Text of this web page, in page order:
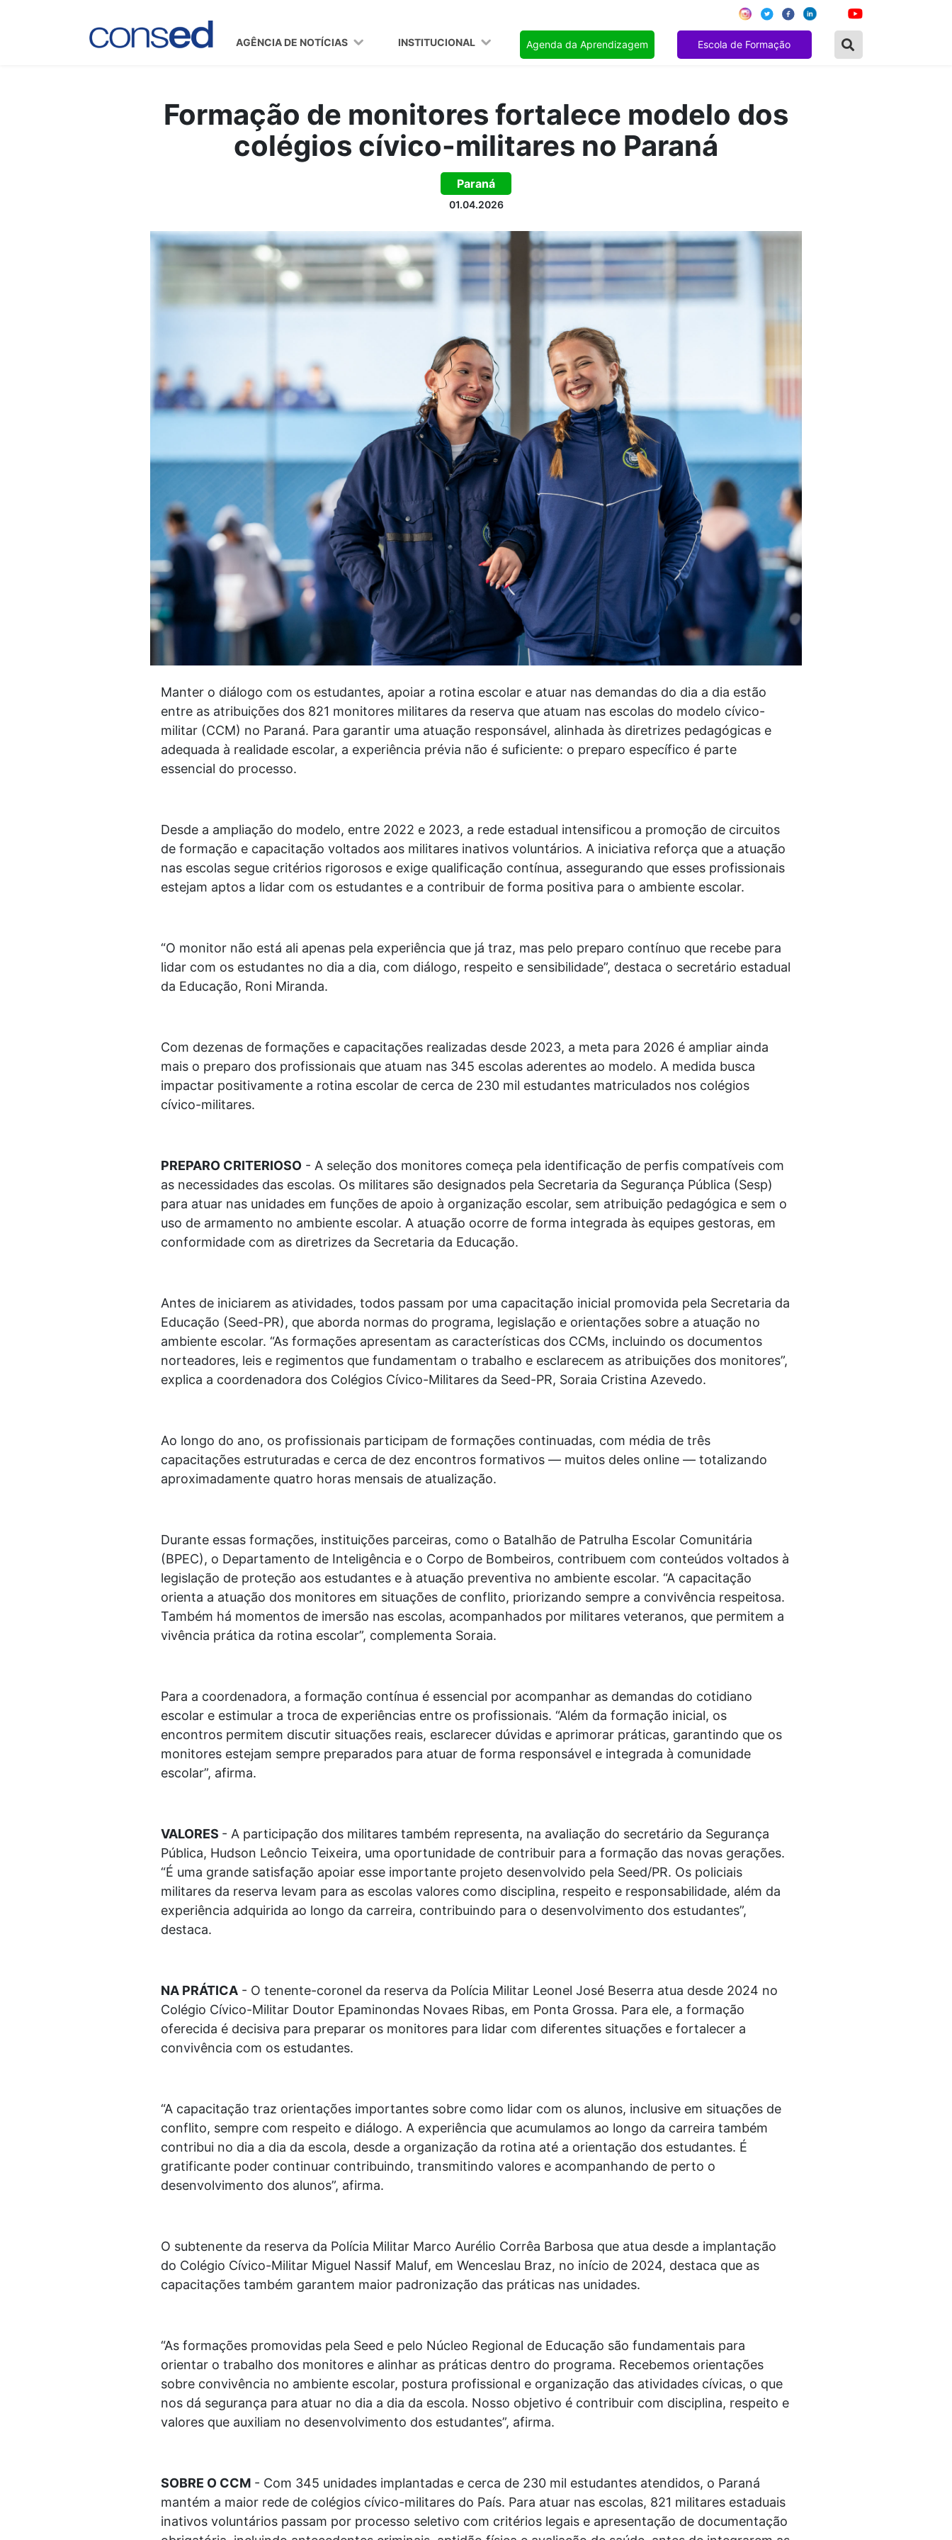
AGÊNCIA DE NOTÍCIAS INSTITUCIONAL Agenda da Aprendizagem Escola de Formação
Formação de monitores fortalece modelo dos
colégios cívico-militares no Paraná
Paraná
01.04.2026
Manter o diálogo com os estudantes, apoiar a rotina escolar e atuar nas demandas do dia a dia estão
entre as atribuições dos 821 monitores militares da reserva que atuam nas escolas do modelo cívico-
militar (CCM) no Paraná. Para garantir uma atuação responsável, alinhada às diretrizes pedagógicas e
adequada à realidade escolar, a experiência prévia não é suficiente: o preparo específico é parte
essencial do processo.
Desde a ampliação do modelo, entre 2022 e 2023, a rede estadual intensificou a promoção de circuitos
de formação e capacitação voltados aos militares inativos voluntários. A iniciativa reforça que a atuação
nas escolas segue critérios rigorosos e exige qualificação contínua, assegurando que esses profissionais
estejam aptos a lidar com os estudantes e a contribuir de forma positiva para o ambiente escolar.
“O monitor não está ali apenas pela experiência que já traz, mas pelo preparo contínuo que recebe para
lidar com os estudantes no dia a dia, com diálogo, respeito e sensibilidade”, destaca o secretário estadual
da Educação, Roni Miranda.
Com dezenas de formações e capacitações realizadas desde 2023, a meta para 2026 é ampliar ainda
mais o preparo dos profissionais que atuam nas 345 escolas aderentes ao modelo. A medida busca
impactar positivamente a rotina escolar de cerca de 230 mil estudantes matriculados nos colégios
cívico-militares.
PREPARO CRITERIOSO - A seleção dos monitores começa pela identificação de perfis compatíveis com
as necessidades das escolas. Os militares são designados pela Secretaria da Segurança Pública (Sesp)
para atuar nas unidades em funções de apoio à organização escolar, sem atribuição pedagógica e sem o
uso de armamento no ambiente escolar. A atuação ocorre de forma integrada às equipes gestoras, em
conformidade com as diretrizes da Secretaria da Educação.
Antes de iniciarem as atividades, todos passam por uma capacitação inicial promovida pela Secretaria da
Educação (Seed-PR), que aborda normas do programa, legislação e orientações sobre a atuação no
ambiente escolar. “As formações apresentam as características dos CCMs, incluindo os documentos
norteadores, leis e regimentos que fundamentam o trabalho e esclarecem as atribuições dos monitores”,
explica a coordenadora dos Colégios Cívico-Militares da Seed-PR, Soraia Cristina Azevedo.
Ao longo do ano, os profissionais participam de formações continuadas, com média de três
capacitações estruturadas e cerca de dez encontros formativos — muitos deles online — totalizando
aproximadamente quatro horas mensais de atualização.
Durante essas formações, instituições parceiras, como o Batalhão de Patrulha Escolar Comunitária
(BPEC), o Departamento de Inteligência e o Corpo de Bombeiros, contribuem com conteúdos voltados à
legislação de proteção aos estudantes e à atuação preventiva no ambiente escolar. “A capacitação
orienta a atuação dos monitores em situações de conflito, priorizando sempre a convivência respeitosa.
Também há momentos de imersão nas escolas, acompanhados por militares veteranos, que permitem a
vivência prática da rotina escolar”, complementa Soraia.
Para a coordenadora, a formação contínua é essencial por acompanhar as demandas do cotidiano
escolar e estimular a troca de experiências entre os profissionais. “Além da formação inicial, os
encontros permitem discutir situações reais, esclarecer dúvidas e aprimorar práticas, garantindo que os
monitores estejam sempre preparados para atuar de forma responsável e integrada à comunidade
escolar”, afirma.
VALORES - A participação dos militares também representa, na avaliação do secretário da Segurança
Pública, Hudson Leôncio Teixeira, uma oportunidade de contribuir para a formação das novas gerações.
“É uma grande satisfação apoiar esse importante projeto desenvolvido pela Seed/PR. Os policiais
militares da reserva levam para as escolas valores como disciplina, respeito e responsabilidade, além da
experiência adquirida ao longo da carreira, contribuindo para o desenvolvimento dos estudantes”,
destaca.
NA PRÁTICA - O tenente-coronel da reserva da Polícia Militar Leonel José Beserra atua desde 2024 no
Colégio Cívico-Militar Doutor Epaminondas Novaes Ribas, em Ponta Grossa. Para ele, a formação
oferecida é decisiva para preparar os monitores para lidar com diferentes situações e fortalecer a
convivência com os estudantes.
“A capacitação traz orientações importantes sobre como lidar com os alunos, inclusive em situações de
conflito, sempre com respeito e diálogo. A experiência que acumulamos ao longo da carreira também
contribui no dia a dia da escola, desde a organização da rotina até a orientação dos estudantes. É
gratificante poder continuar contribuindo, transmitindo valores e acompanhando de perto o
desenvolvimento dos alunos”, afirma.
O subtenente da reserva da Polícia Militar Marco Aurélio Corrêa Barbosa que atua desde a implantação
do Colégio Cívico-Militar Miguel Nassif Maluf, em Wenceslau Braz, no início de 2024, destaca que as
capacitações também garantem maior padronização das práticas nas unidades.
“As formações promovidas pela Seed e pelo Núcleo Regional de Educação são fundamentais para
orientar o trabalho dos monitores e alinhar as práticas dentro do programa. Recebemos orientações
sobre convivência no ambiente escolar, postura profissional e organização das atividades cívicas, o que
nos dá segurança para atuar no dia a dia da escola. Nosso objetivo é contribuir com disciplina, respeito e
valores que auxiliam no desenvolvimento dos estudantes”, afirma.
SOBRE O CCM - Com 345 unidades implantadas e cerca de 230 mil estudantes atendidos, o Paraná
mantém a maior rede de colégios cívico-militares do País. Para atuar nas escolas, 821 militares estaduais
inativos voluntários passam por processo seletivo com critérios legais e apresentação de documentação